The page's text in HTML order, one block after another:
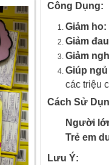
Công Dụng:
Giảm ho:
Giảm
Giảm
Giúp
các triệu
Cách Sử
Người
Trẻ em
Lưu Ý: